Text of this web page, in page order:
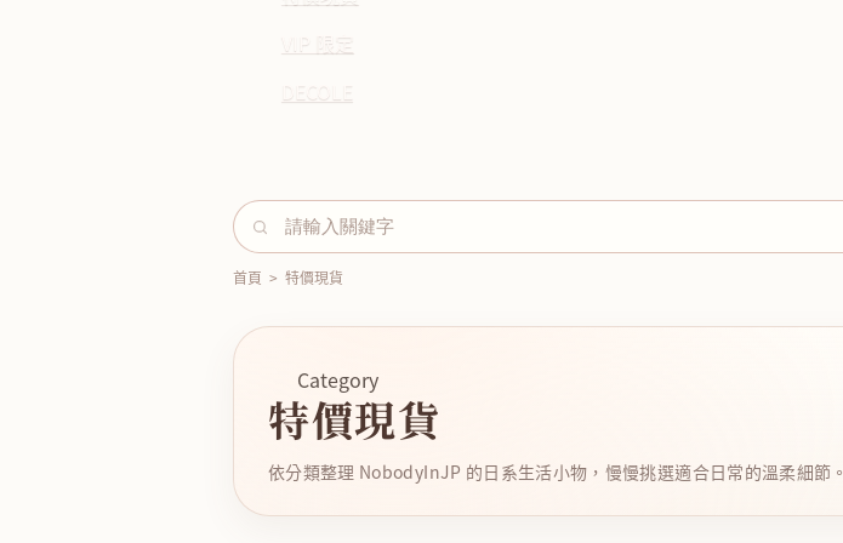
VIP 限定
首頁 > 特價現貨
Category
特價現貨
依分類整理 NobodyInJP 的日系生活小物，慢慢挑選適合日常的溫柔細節。